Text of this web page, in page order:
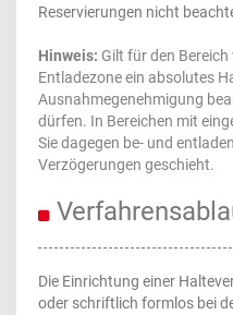
Reservierungen nicht
Hinweis: Gilt für den
Entladezone ein absolutes
Ausnahmegenehmigung
dürfen. In Bereichen mit
Sie dagegen be- und
Verzögerungen geschieht.
Die Einrichtung einer
oder schriftlich formlos bei